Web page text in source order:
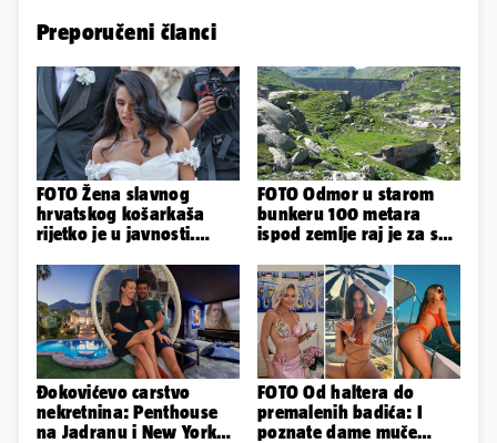
Preporučeni članci
FOTO Žena slavnog
hrvatskog košarkaša
rijetko je u javnosti.
vjenčanje
FOTO Odmor u starom
bunkeru 100 metara
ispod zemlje raj je za sva
Đokovićevo carstvo
nekretnina: Penthouse
na Jadranu i New Yorku,
FOTO Od haltera do
premalenih badića: I
poznate dame muče